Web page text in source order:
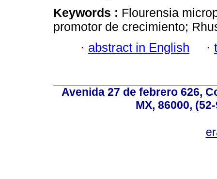
Keywords : Flourensia
promotor de crecimiento;
· abstract in English ·
Avenida 27 de febrero 626,
MX, 86000,